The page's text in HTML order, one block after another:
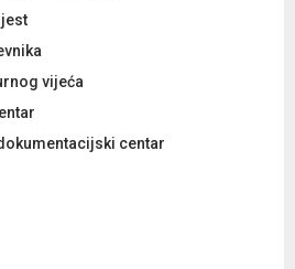
vijeća
centar